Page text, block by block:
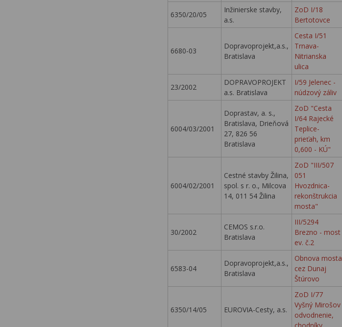
6350/20/05
Inžinierske stavby,
a.s.
ZoD I/18
Bertotovce
6680-03
Dopravoprojekt,a.s.,
Bratislava
Cesta I/51
Trnava-
Nitrianska
ulica
23/2002
DOPRAVOPROJEKT
a.s. Bratislava
I/59 Jelenec -
núdzový záliv
6004/03/2001
Doprastav, a. s.,
Bratislava, Drieňová
27, 826 56
Bratislava
ZoD "Cesta
I/64 Rajecké
Teplice-
prieťah, km
0,600 - KÚ"
6004/02/2001
Cestné stavby Žilina,
spol. s r. o., Milcova
14, 011 54 Žilina
ZoD "III/507
051
Hvozdnica-
rekonštrukcia
mosta"
30/2002
CEMOS s.r.o.
Bratislava
III/5294
Brezno - most
ev. č.2
6583-04
Dopravoprojekt,a.s.,
Bratislava
Obnova mosta
cez Dunaj
Štúrovo
6350/14/05 EUROVIA-Cesty, a.s.
ZoD I/77
Vyšný Mirošov
odvodnenie,
chodníky